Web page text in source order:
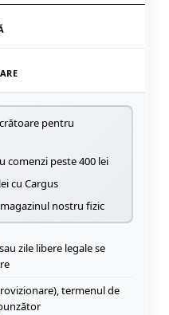
pentru
comenzi peste 400 lei
cu Cargus
nostru fizic
zile libere legale se
termenul de